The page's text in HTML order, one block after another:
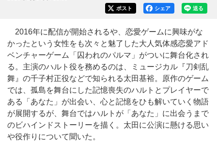
送る
シェア
ポスト
2016年に配信が開始されるや、恋愛ゲームに興味がな
かったという女性をも次々と魅了した大人気体感恋愛アド
ベンチャーゲーム「囚われのパルマ」がついに舞台化され
る。主演のハルト役を務めるのは、ミュージカル『刀剣乱
舞』の千子村正役などで知られる太田基裕。原作のゲーム
では、孤島を舞台にした記憶喪失のハルトとプレイヤーで
ある「あなた」が出会い、心と記憶をひも解いていく物語
が展開するが、舞台ではハルトが「あなた」に出会うまで
のビハインドストーリーを描く。太田に公演に懸ける思い
や役作りについて聞いた。